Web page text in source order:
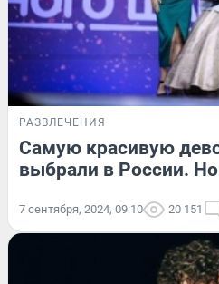
РАЗВЛЕЧЕНИЯ
Самую красивую
выбрали в России.
7 сентября, 2024, 09:10 20 151